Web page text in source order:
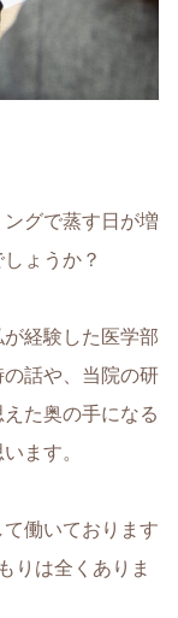
グで蒸す日が増
ょうか？
経験した医学部
話や、当院の研
た奥の手になる
ます。
働いております
りは全くありま